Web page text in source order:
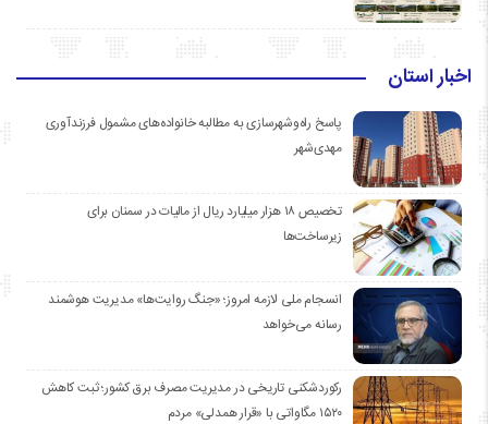
اخبار استان
پاسخ راه‌وشهرسازی به مطالبه خانواده‌های مشمول فرزندآوری
مهدی‌شهر
تخصیص ۱۸ هزار میلیارد ریال از مالیات در سمنان برای
زیرساخت‌ها
انسجام ملی لازمه امروز؛ «جنگ روایت‌ها» مدیریت هوشمند
رسانه می‌خواهد
رکوردشکنی تاریخی در مدیریت مصرف برق کشور؛ ثبت کاهش
۱۵۲۰ مگاواتی با «قرار همدلی» مردم